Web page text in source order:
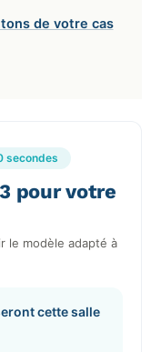
de votre cas
secondes
pour votre
le modèle adapté à
cette salle